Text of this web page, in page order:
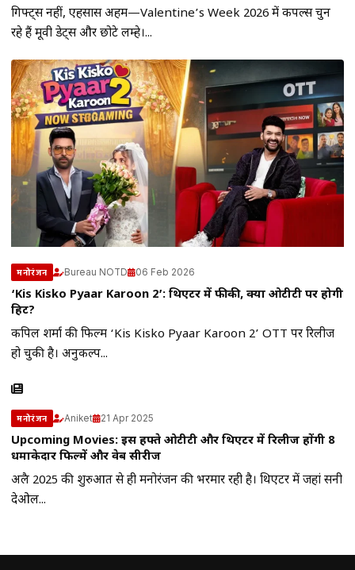
गिफ्ट्स नहीं, एहसास अहम—Valentine’s Week 2026 में कपल्स चुन
रहे हैं मूवी डेट्स और छोटे लम्हे।...
मनोरंजन Bureau NOTD 06 Feb 2026
‘Kis Kisko Pyaar Karoon 2’: थिएटर में फीकी, क्या ओटीटी पर होगी
हिट?
कपिल शर्मा की फिल्म ‘Kis Kisko Pyaar Karoon 2’ OTT पर रिलीज
हो चुकी है। अनुकल्प...
मनोरंजन Aniket 21 Apr 2025
Upcoming Movies: इस हफ्ते ओटीटी और थिएटर में रिलीज होंगी 8
धमाकेदार फिल्में और वेब सीरीज
अप्रैल 2025 की शुरुआत से ही मनोरंजन की भरमार रही है। थिएटर में जहां सनी
देओल...